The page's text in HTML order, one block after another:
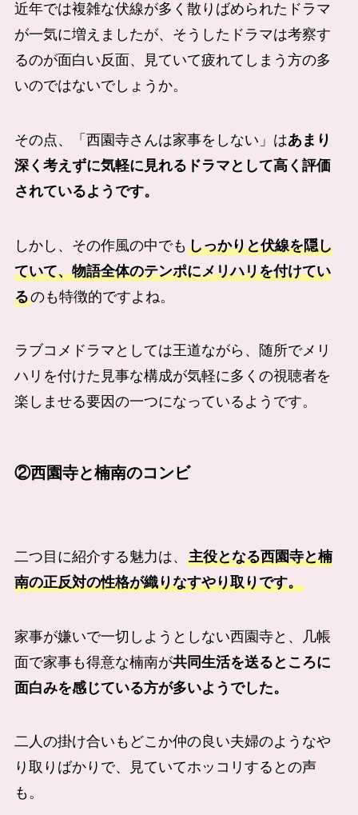
近年では複雑な伏線が多く散りばめられたドラマ
が一気に増えましたが、そうしたドラマは考察す
るのが面白い反面、見ていて疲れてしまう方の多
いのではないでしょうか。
その点、「西園寺さんは家事をしない」はあまり
深く考えずに気軽に見れるドラマとして高く評価
されているようです。
しかし、その作風の中でもしっかりと伏線を隠し
ていて、物語全体のテンポにメリハリを付けてい
るのも特徴的ですよね。
ラブコメドラマとしては王道ながら、随所でメリ
ハリを付けた見事な構成が気軽に多くの視聴者を
楽しませる要因の一つになっているようです。
②西園寺と楠南のコンビ
二つ目に紹介する魅力は、 主役となる西園寺と楠
南の正反対の性格が織りなすやり取りです。
家事が嫌いで一切しようとしない西園寺と、几帳
面で家事も得意な楠南が共同生活を送るところに
面白みを感じている方が多いようでした。
二人の掛け合いもどこか仲の良い夫婦のようなや
り取りばかりで、見ていてホッコリするとの声
も。